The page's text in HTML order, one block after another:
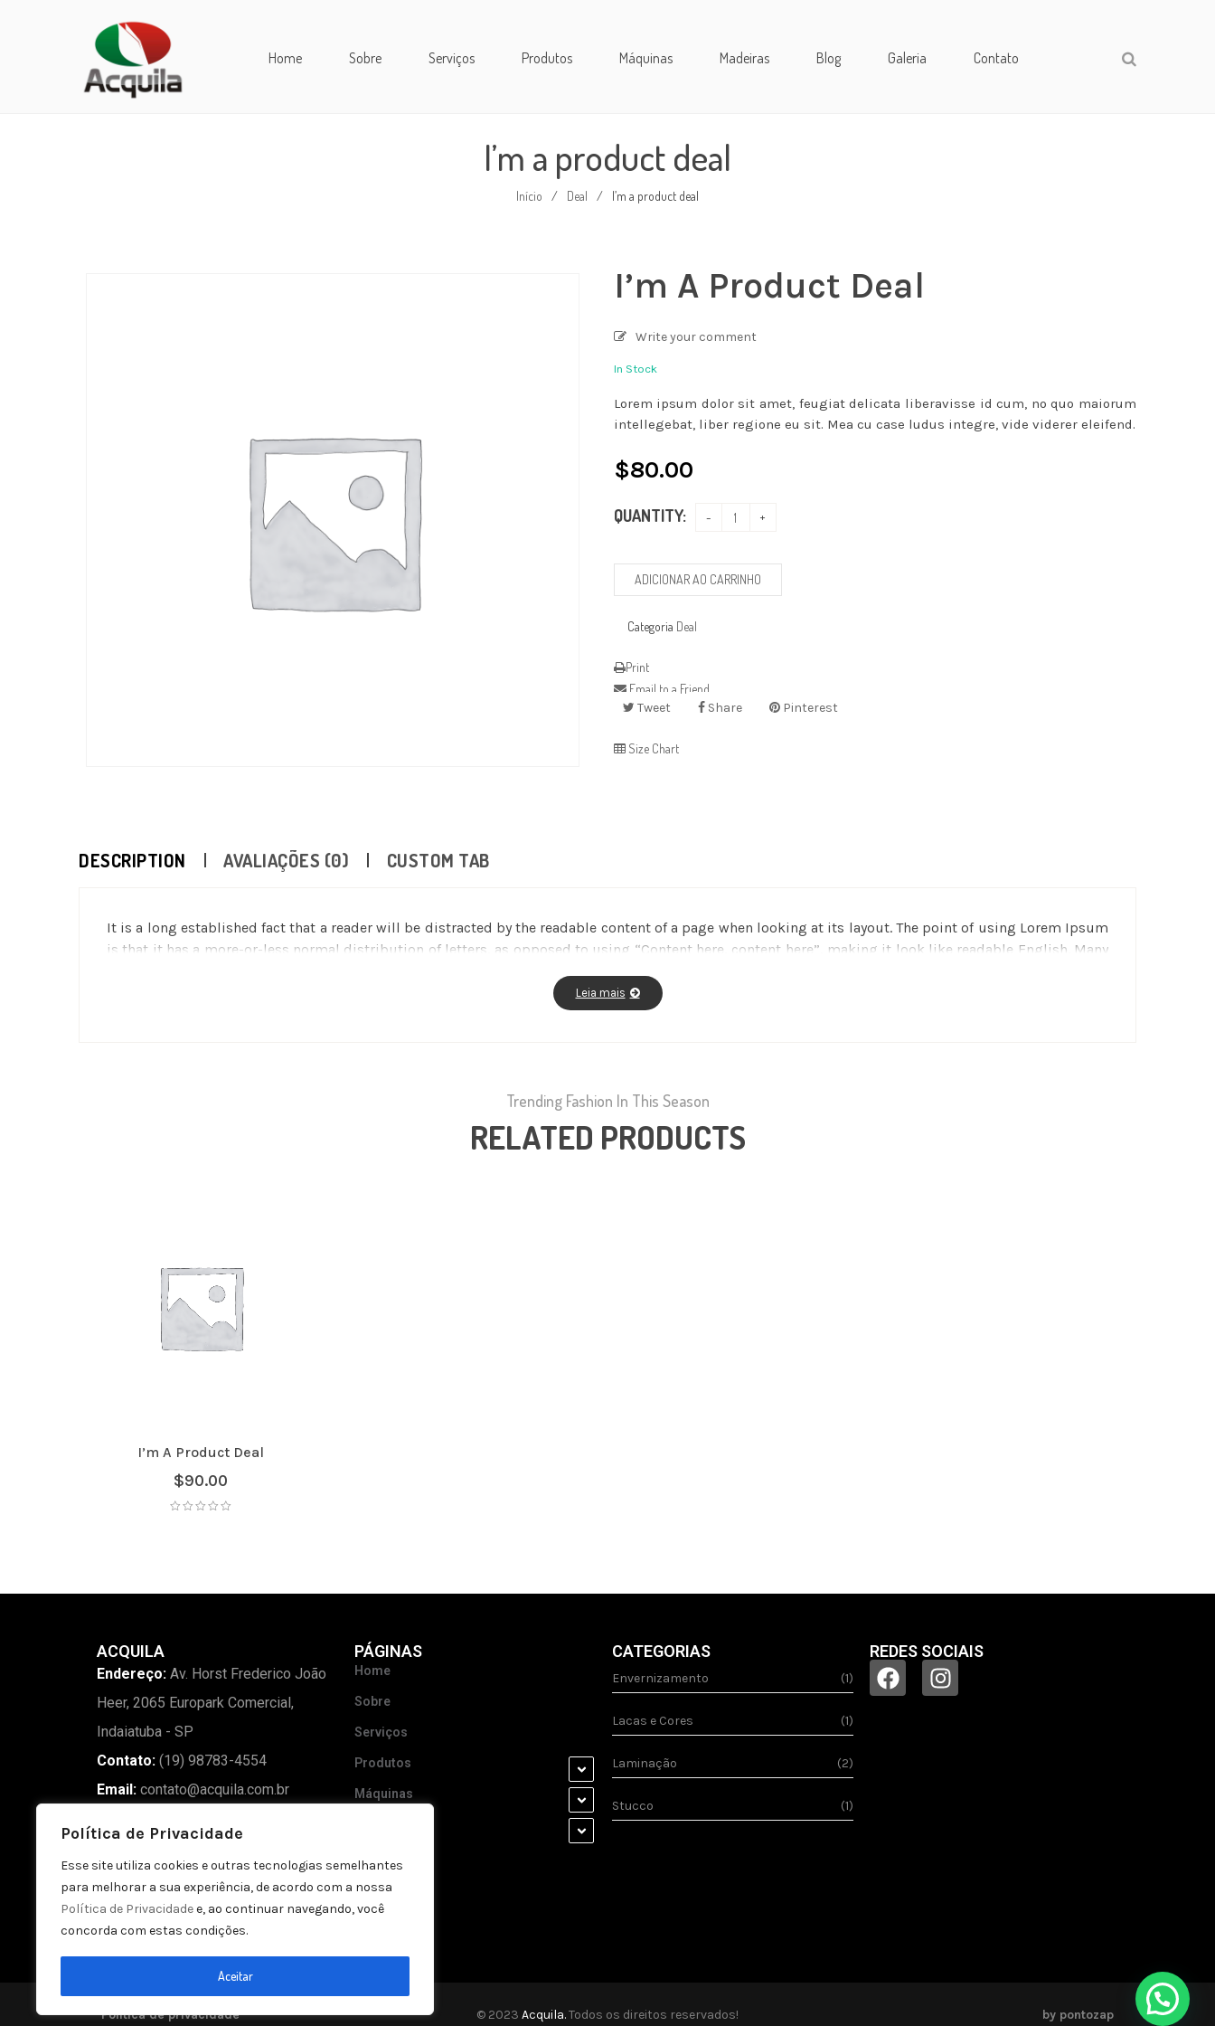
Política de Privacidade
Esse site utiliza cookies e outras tecnologias semelhantes
para melhorar a sua experiência, de acordo com a nossa
Política de Privacidadee, ao continuar navegando, você
concorda com estas condições.
Aceitar
Home Sobre Serviços Produtos Máquinas Madeiras Blog Galeria Contato
I’m a product deal
Início / Deal / I’m a product deal
I’m A Product Deal
Write your comment
In Stock
Lorem ipsum dolor sit amet, feugiat delicata liberavisse id cum, no quo maiorum
intellegebat, liber regione eu sit. Mea cu case ludus integre, vide viderer eleifend.
$80.00
QUANTITY:
ADICIONAR AO CARRINHO
Categoria Deal
Print
Email to a Friend
Tweet
Share Pinterest
Size Chart
DESCRIPTION AVALIAÇÕES (0) CUSTOM TAB
It is a long established fact that a reader will be distracted by the readable content of a page when looking at its layout. The point of using Lorem Ipsum
is that it has a more-or-less normal distribution of letters, as opposed to using “Content here, content here”, making it look like readable English. Many
many web sites still in their infancy. Various versions have evolved over the years, sometimes by accident, sometimes on purpose (injected humour and
Leia mais
Trending Fashion In This Season
RELATED PRODUCTS
I’m A Product Deal
$90.00
ACQUILA
Endereço: Av. Horst Frederico João
Heer, 2065 Europark Comercial,
Indaiatuba - SP
Contato: (19) 98783-4554
Email: contato@acquila.com.br
PÁGINAS
Home
Sobre
Serviços
Produtos
Máquinas
Galeria
Contato
CATEGORIAS
Envernizamento (1)
Lacas e Cores (1)
Laminação (2)
Stucco (1)
REDES SOCIAIS
Política de privacidade © 2023 Acquila.Todos os direitos reservados! by pontozap